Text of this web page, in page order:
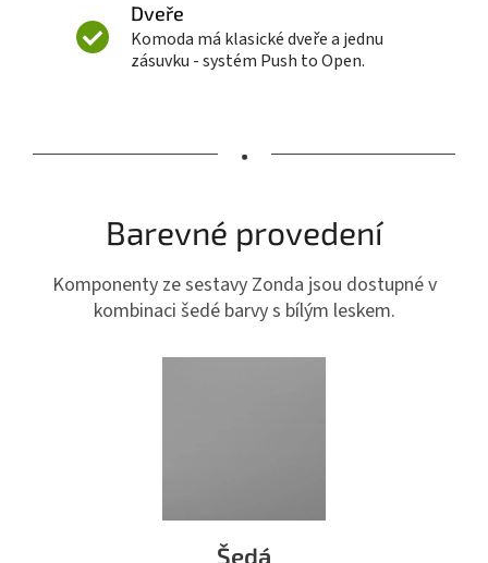
Dveře
Komoda má klasické dveře a jednu
zásuvku - systém Push to Open.
•
Barevné provedení
Komponenty ze sestavy Zonda jsou dostupné v
kombinaci šedé barvy s bílým leskem.
Šedá